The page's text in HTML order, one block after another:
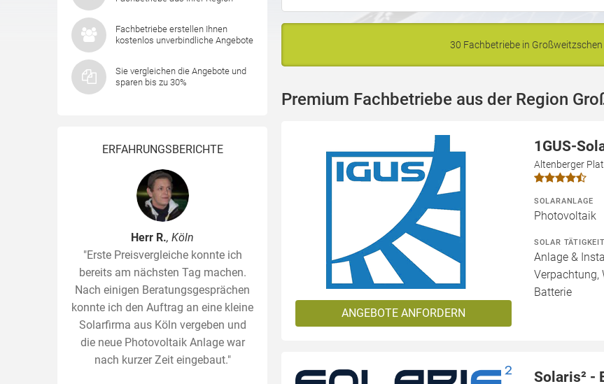
Fachbetriebe erstellen Ihnen
kostenlos unverbindliche Angebote
Sie vergleichen die Angebote und
sparen bis zu 30%
ERFAHRUNGSBERICHTE
Herr R., Köln
"Erste Preisvergleiche konnte ich
bereits am nächsten Tag machen.
Nach einigen Beratungsgesprächen
konnte ich den Auftrag an eine kleine
Solarfirma aus Köln vergeben und
die neue Photovoltaik Anlage war
nach kurzer Zeit eingebaut."
30 Fachbetriebe in
Premium Fachbetriebe aus der Region
ANGEBOTE ANFORDERN
1GUS-
Altenberger
SOLARANLAGE
Photovoltaik
SOLAR
Anlage &
Verpachtung,
Batterie
Solaris² -